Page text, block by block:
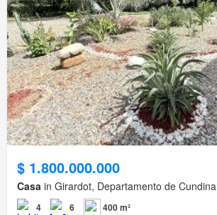
$ 1.800.000.000
Casa in Girardot, Departamento de
4 6 400 m²